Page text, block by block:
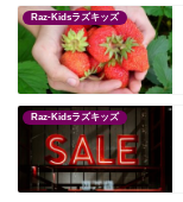
Raz-Kidsラズキッズ
Raz-Kidsラズキッズ